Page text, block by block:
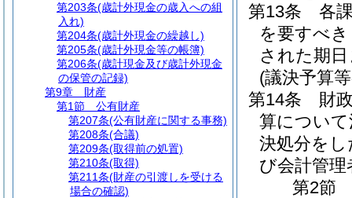
第13条
各
を要すべ
された期
(議決予算
第14条
財
算につい
決処分を
び会計管
第2節
第203条(歳計外現金の歳入への組
入れ)
第204条(歳計外現金の繰越し)
第205条(歳計外現金等の帳簿)
第206条(歳計現金及び歳計外現金
の保管の記録)
第9章
財産
第1節
公有財産
第207条(公有財産に関する事務)
第208条(合議)
第209条(取得前の処置)
第210条(取得)
第211条(財産の引渡しを受ける
場合の確認)